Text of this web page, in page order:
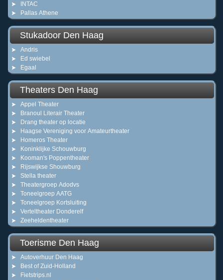
INTAC
Pallas Athene
Stukadoor Den Haag
Andris
Ed swiebel
Egaal
Theaters Den Haag
Appel Theater
Branoul Literair Theater
Drang theater op locatie
Haagse Vereniging voor Amateurtheater
Homeros Theater
Koninklijke Schouwburg
Kooman's Poppentheater
Rijswijkse Shouwburg
Stella theater
Theatergroep Adodvs
Toneelgroep AATG
Toneelgroep Kortsluiting
Verteltheater Donderelf
Zeeheldentheater
Toerisme Den Haag
Autoverhuur Den Haag
Best of Zuid-Holland
Fietstrips.nl